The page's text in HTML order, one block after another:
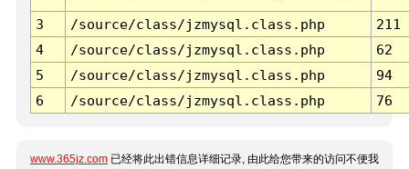
3 /source/class/jzmysql.class.php
211
4
/source/class/jzmysql.class.php
62
5
/source/class/jzmysql.class.php
94
6
/source/class/jzmysql.class.php 76
www.365jz.com 已经将此出错信息详细记录, 由此给您带来的访问不便我